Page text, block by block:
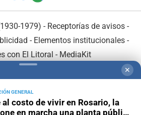
1979) - Receptorías de avisos -
- Elementos institucionales-
con El Litoral - MediaKit
✕
GENERAL
al costo de vivir en Rosario, la
en marcha una planta pública